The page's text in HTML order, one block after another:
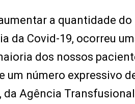
a quantidade do
da Covid-19, ocorreu
dos nossos
um número expressivo
da Agência